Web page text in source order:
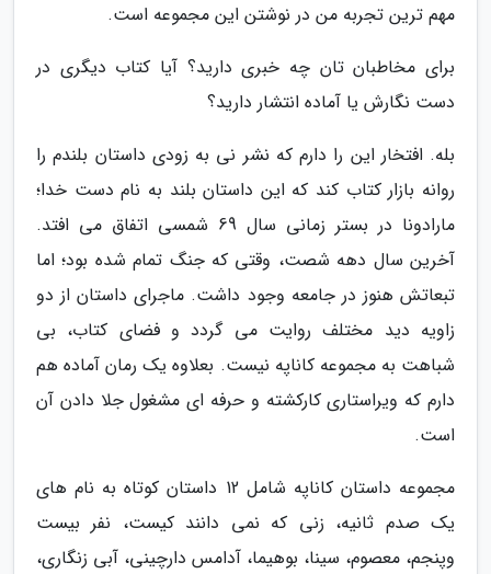
مهم ترین تجربه من در نوشتن این مجموعه است.
برای مخاطبان تان چه خبری دارید؟ آیا کتاب دیگری در
دست نگارش یا آماده انتشار دارید؟
بله. افتخار این را دارم که نشر نی به زودی داستان بلندم را
روانه بازار کتاب کند که این داستان بلند به نام دست خدا؛
مارادونا در بستر زمانی سال 69 شمسی اتفاق می افتد.
آخرین سال دهه شصت، وقتی که جنگ تمام شده بود؛ اما
تبعاتش هنوز در جامعه وجود داشت. ماجرای داستان از دو
زاویه دید مختلف روایت می گردد و فضای کتاب، بی
شباهت به مجموعه کاناپه نیست. بعلاوه یک رمان آماده هم
دارم که ویراستاری کارکشته و حرفه ای مشغول جلا دادن آن
است.
مجموعه داستان کاناپه شامل 12 داستان کوتاه به نام های
یک صدم ثانیه، زنی که نمی دانند کیست، نفر بیست
وپنجم، معصوم، سینا، بوهیما، آدامس دارچینی، آبی زنگاری،